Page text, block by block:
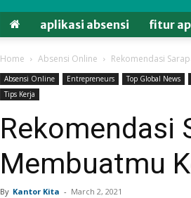
aplikasi absensi fitur
Home Absensi Online Rekomendasi
Absensi Online Entrepreneurs Top Global News
Tips Kerja
Rekomendasi
Membuatmu
By Kantor Kita - March 2, 2021